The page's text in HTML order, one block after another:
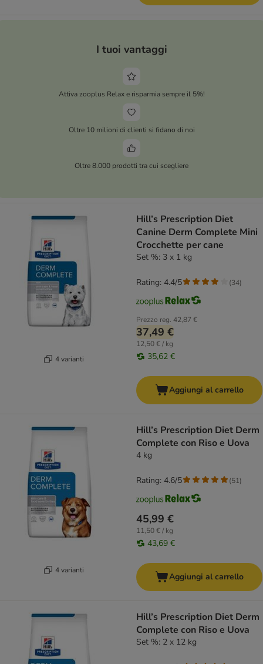
I tuoi vantaggi
Attiva zooplus Relax e risparmia sempre il 5%!
Oltre 10 milioni di clienti si fidano di noi
Oltre 8.000 prodotti tra cui scegliere
4 varianti
Hill’s Prescription Diet
Canine Derm Complete Mini
Crocchette per cane
Set %: 3 x 1 kg
Prezzo reg. 42,87 €
37,49 €
12,50 € / kg
35,62 €
Rating: 4.4/5 (34)
Aggiungi al carrello
4 varianti
Hill’s Prescription Diet Derm
Complete con Riso e Uova
4 kg
45,99 €
11,50 € / kg
43,69 €
Rating: 4.6/5 (51)
Aggiungi al carrello
Hill’s Prescription Diet Derm
Complete con Riso e Uova
Set %: 2 x 12 kg